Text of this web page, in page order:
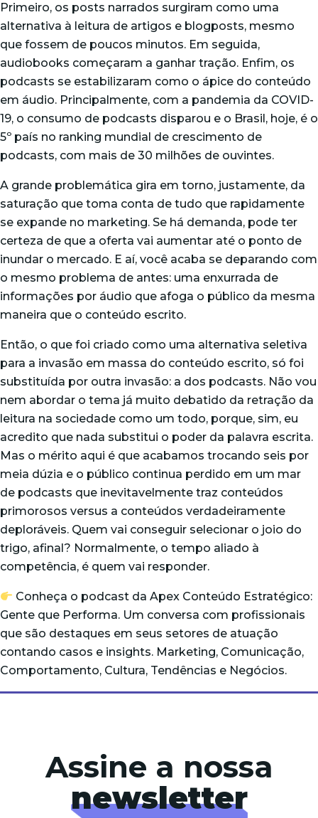
Primeiro, os posts narrados surgiram como uma
alternativa à leitura de artigos e blogposts, mesmo
que fossem de poucos minutos. Em seguida,
audiobooks começaram a ganhar tração. Enfim, os
podcasts se estabilizaram como o ápice do conteúdo
em áudio. Principalmente, com a pandemia da COVID-
19, o consumo de podcasts disparou e o Brasil, hoje, é o
5º país no ranking mundial de crescimento de
podcasts, com mais de 30 milhões de ouvintes.
A grande problemática gira em torno, justamente, da
saturação que toma conta de tudo que rapidamente
se expande no marketing. Se há demanda, pode ter
certeza de que a oferta vai aumentar até o ponto de
inundar o mercado. E aí, você acaba se deparando com
o mesmo problema de antes: uma enxurrada de
informações por áudio que afoga o público da mesma
maneira que o conteúdo escrito.
Então, o que foi criado como uma alternativa seletiva
para a invasão em massa do conteúdo escrito, só foi
substituída por outra invasão: a dos podcasts. Não vou
nem abordar o tema já muito debatido da retração da
leitura na sociedade como um todo, porque, sim, eu
acredito que nada substitui o poder da palavra escrita.
Mas o mérito aqui é que acabamos trocando seis por
meia dúzia e o público continua perdido em um mar
de podcasts que inevitavelmente traz conteúdos
primorosos versus a conteúdos verdadeiramente
deploráveis. Quem vai conseguir selecionar o joio do
trigo, afinal? Normalmente, o tempo aliado à
competência, é quem vai responder.
Conheça o podcast da Apex Conteúdo Estratégico:
Gente que Performa. Um conversa com profissionais
que são destaques em seus setores de atuação
contando casos e insights. Marketing, Comunicação,
Comportamento, Cultura, Tendências e Negócios.
Assine a nossa
newsletter